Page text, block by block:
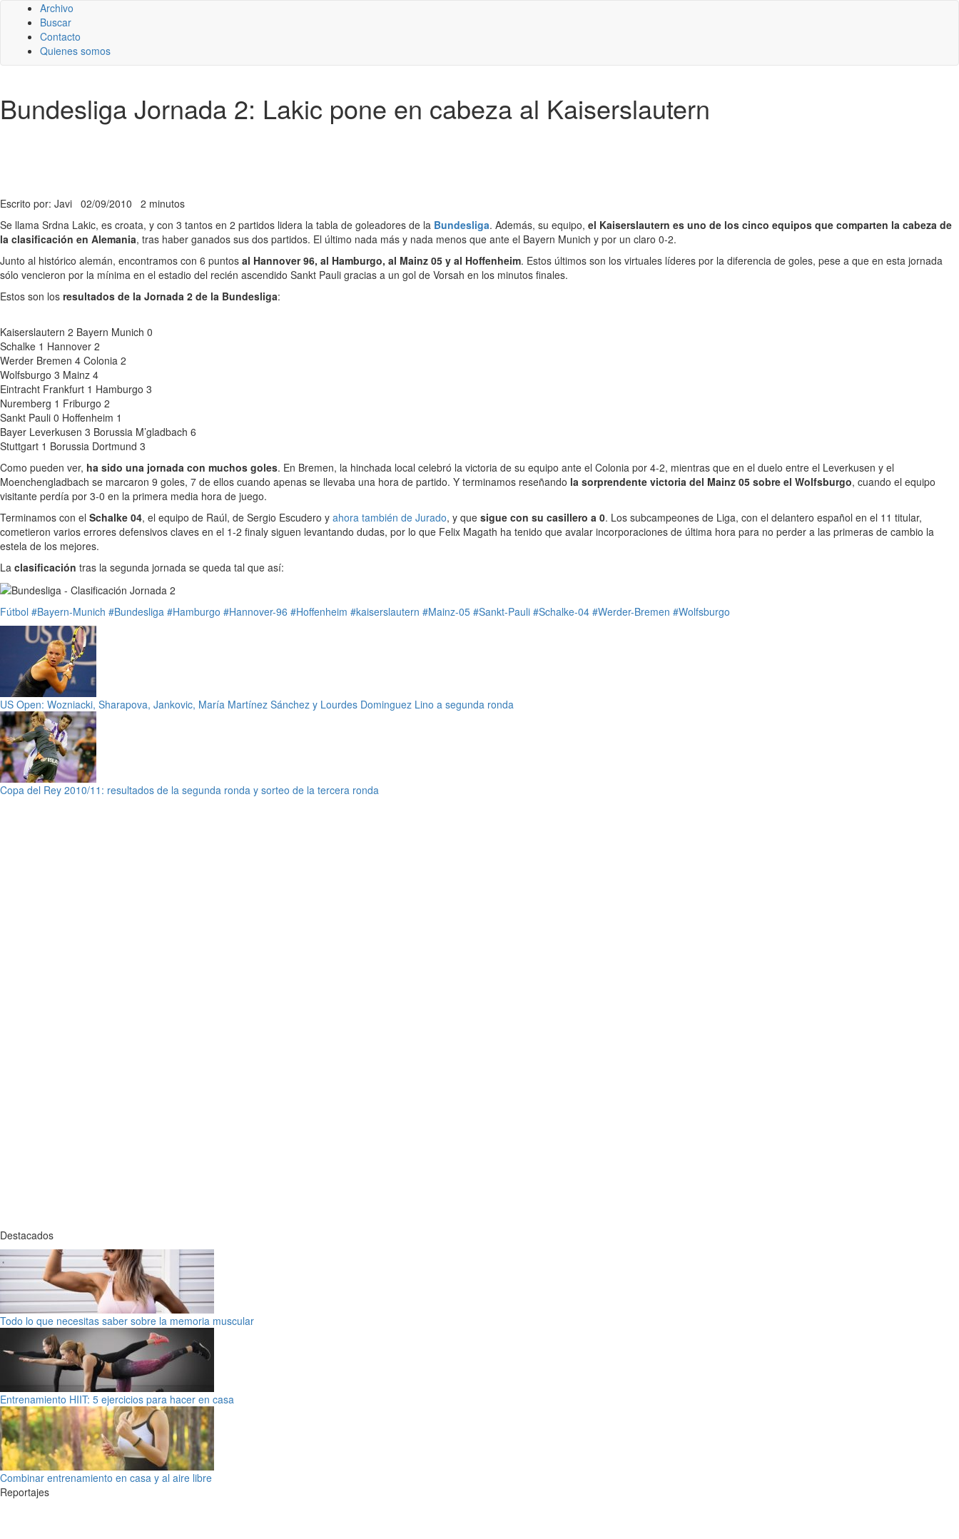
Archivo
Buscar
Contacto
Quienes somos
Bundesliga Jornada 2: Lakic pone en cabeza al Kaiserslautern
Escrito por: Javi 02/09/2010 2 minutos
Se llama Srdna Lakic, es croata, y con 3 tantos en 2 partidos lidera la tabla de goleadores de la Bundesliga. Además, su equipo, el Kaiserslautern es uno de los cinco equipos que comparten la cabeza de
la clasificación en Alemania, tras haber ganados sus dos partidos. El último nada más y nada menos que ante el Bayern Munich y por un claro 0-2.
Junto al histórico alemán, encontramos con 6 puntos al Hannover 96, al Hamburgo, al Mainz 05 y al Hoffenheim. Estos últimos son los virtuales líderes por la diferencia de goles, pese a que en esta jornada
sólo vencieron por la mínima en el estadio del recién ascendido Sankt Pauli gracias a un gol de Vorsah en los minutos finales.
Estos son los resultados de la Jornada 2 de la Bundesliga:
Kaiserslautern 2 Bayern Munich 0
Schalke 1 Hannover 2
Werder Bremen 4 Colonia 2
Wolfsburgo 3 Mainz 4
Eintracht Frankfurt 1 Hamburgo 3
Nuremberg 1 Friburgo 2
Sankt Pauli 0 Hoffenheim 1
Bayer Leverkusen 3 Borussia M’gladbach 6
Stuttgart 1 Borussia Dortmund 3
Como pueden ver, ha sido una jornada con muchos goles. En Bremen, la hinchada local celebró la victoria de su equipo ante el Colonia por 4-2, mientras que en el duelo entre el Leverkusen y el
Moenchengladbach se marcaron 9 goles, 7 de ellos cuando apenas se llevaba una hora de partido. Y terminamos reseñando la sorprendente victoria del Mainz 05 sobre el Wolfsburgo, cuando el equipo
visitante perdía por 3-0 en la primera media hora de juego.
Terminamos con el Schalke 04, el equipo de Raúl, de Sergio Escudero y ahora también de Jurado, y que sigue con su casillero a 0. Los subcampeones de Liga, con el delantero español en el 11 titular,
cometieron varios errores defensivos claves en el 1-2 finaly siguen levantando dudas, por lo que Felix Magath ha tenido que avalar incorporaciones de última hora para no perder a las primeras de cambio la
estela de los mejores.
La clasificación tras la segunda jornada se queda tal que así:
Fútbol #Bayern-Munich #Bundesliga #Hamburgo #Hannover-96 #Hoffenheim #kaiserslautern #Mainz-05 #Sankt-Pauli #Schalke-04 #Werder-Bremen #Wolfsburgo
US Open: Wozniacki, Sharapova, Jankovic, María Martínez Sánchez y Lourdes Dominguez Lino a segunda ronda
Copa del Rey 2010/11: resultados de la segunda ronda y sorteo de la tercera ronda
Destacados
Todo lo que necesitas saber sobre la memoria muscular
Entrenamiento HIIT: 5 ejercicios para hacer en casa
Combinar entrenamiento en casa y al aire libre
Reportajes